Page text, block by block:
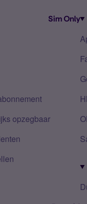
Sim Only
opzegbaar